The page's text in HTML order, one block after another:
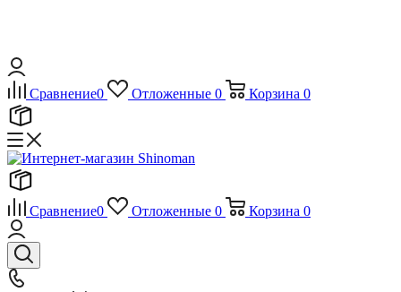
Сравнение0 Отложенные 0 Корзина 0
Сравнение0 Отложенные 0 Корзина 0